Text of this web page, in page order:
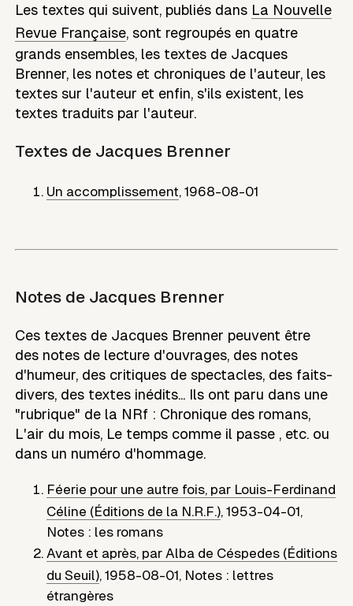
Les textes qui suivent, publiés dans La Nouvelle
Revue Française, sont regroupés en quatre
grands ensembles, les textes de Jacques
Brenner, les notes et chroniques de l'auteur, les
textes sur l'auteur et enfin, s'ils existent, les
textes traduits par l'auteur.
Textes de Jacques Brenner
Un accomplissement,1968-08-01
Notes de Jacques Brenner
Ces textes de Jacques Brenner peuvent être
des notes de lecture d'ouvrages, des notes
d'humeur, des critiques de spectacles, des faits-
divers, des textes inédits... Ils ont paru dans une
"rubrique" de la NRf : Chronique des romans,
L'air du mois, Le temps comme il passe , etc. ou
dans un numéro d'hommage.
Féerie pour une autre fois, par Louis-Ferdinand
Céline (Éditions de la N.R.F.),1953-04-01,
Notes : les romans
Avant et après, par Alba de Céspedes (Éditions
du Seuil),1958-08-01, Notes : lettres
étrangères